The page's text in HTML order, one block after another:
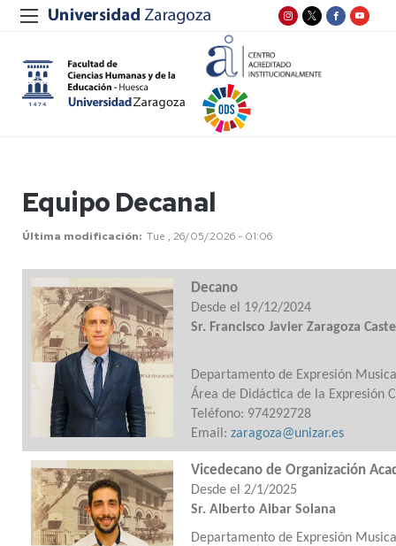
Equipo Decanal
Última modificación Tue , 26/05/2026 - 01:06
Decano
Desde el 19/12/2024
Sr. Francisco Javier Zaragoza
Departamento de Expresión
Área de Didáctica de la Expresión
Teléfono: 974292728
Email: zaragoza@unizar.es
Vicedecano de Organización
Desde el 2/1/2025
Sr. Alberto Aibar Solana
Departamento de Expresión